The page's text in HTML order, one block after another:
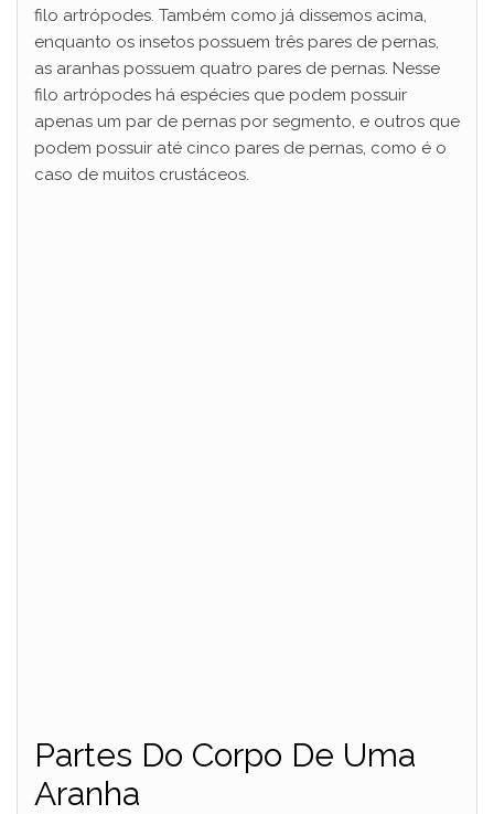
filo artrópodes. Também como já dissemos acima,
enquanto os insetos possuem três pares de pernas,
as aranhas possuem quatro pares de pernas. Nesse
filo artrópodes há espécies que podem possuir
apenas um par de pernas por segmento, e outros que
podem possuir até cinco pares de pernas, como é o
caso de muitos crustáceos.
Partes Do Corpo De Uma
Aranha